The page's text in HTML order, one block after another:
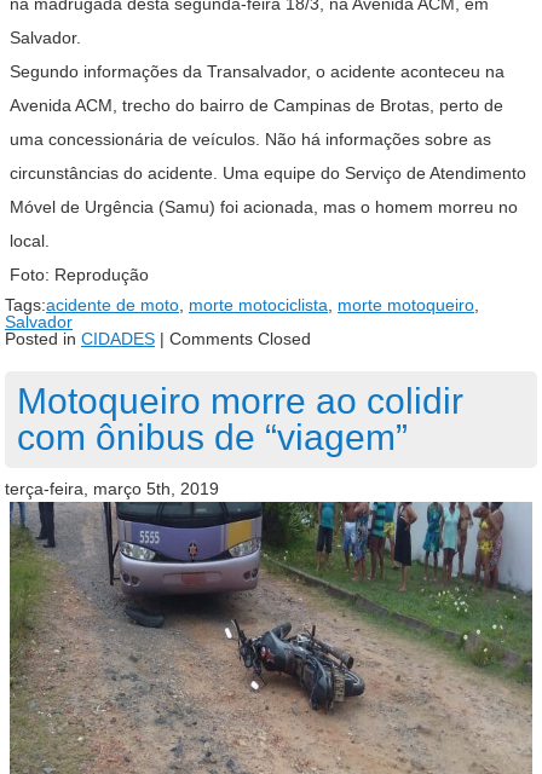
Salvador.
Segundo informações da Transalvador, o acidente aconteceu na
Avenida ACM, trecho do bairro de Campinas de Brotas, perto de
uma concessionária de veículos. Não há informações sobre as
circunstâncias do acidente. Uma equipe do Serviço de Atendimento
Móvel de Urgência (Samu) foi acionada, mas o homem morreu no
local.
Foto: Reprodução
Tags:acidente de moto morte motociclista morte motoqueiro
Salvador
Posted in CIDADES | Comments Closed
Motoqueiro morre ao colidir
com ônibus de “viagem”
terça-feira, março 5th, 2019